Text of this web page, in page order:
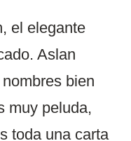
el elegante
Aslan
bien
muy peluda,
toda una carta